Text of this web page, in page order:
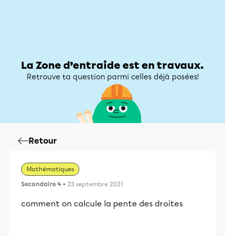
La Zone d’entraide est en travaux.
Retrouve ta question parmi celles déjà posées!
Retour
Mathématiques
Secondaire 4 • 23 septembre 2021
comment on calcule la pente des droites